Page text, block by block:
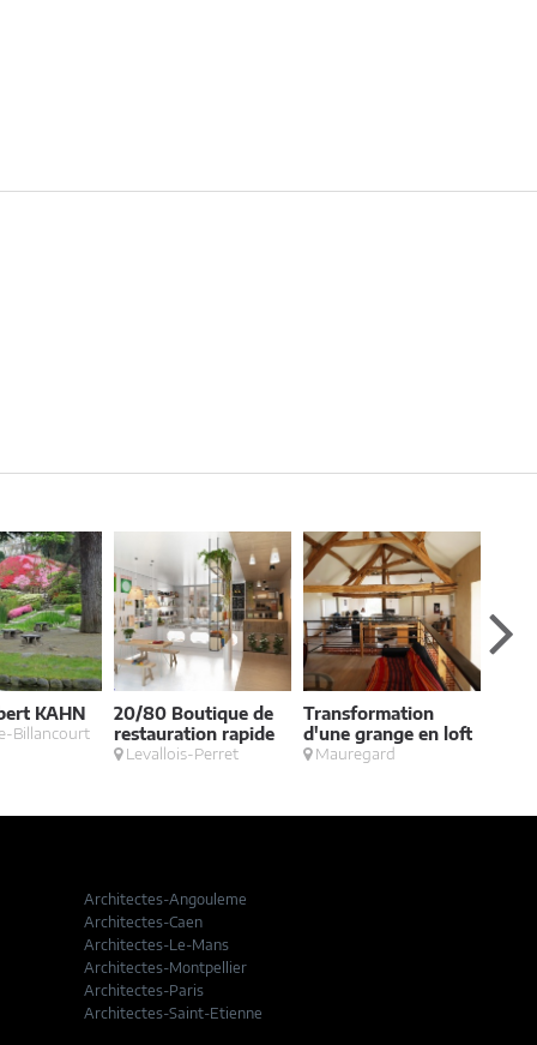
KAHN
Billancourt
20/80 Boutique de
restauration rapide
Levallois-Perret
Transformation
d'une grange en loft
Mauregard
Architectes-Angouleme
Architectes-Caen
Architectes-Le-Mans
Architectes-Montpellier
Architectes-Paris
Architectes-Saint-Etienne